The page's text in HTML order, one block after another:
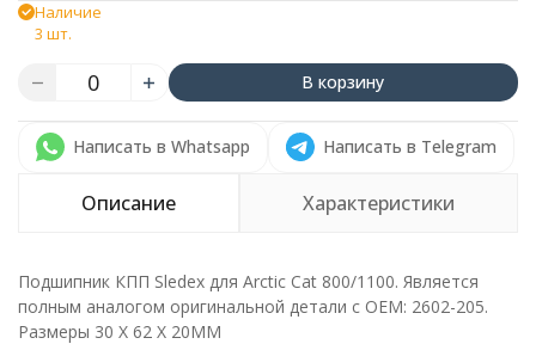
Наличие
3 шт.
В корзину
Написать в Whatsapp Написать в Telegram
Описание Характеристики
Подшипник КПП Sledex для Arctic Cat 800/1100. Является
полным аналогом оригинальной детали с ОЕМ: 2602-205.
Размеры 30 X 62 X 20MM